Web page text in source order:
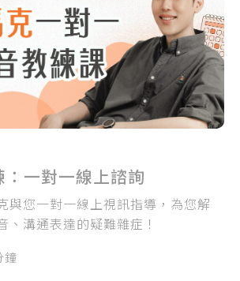
一對一線上諮詢
與您一對一線上視訊指導，為您解
、溝通表達的疑難雜症！
鐘